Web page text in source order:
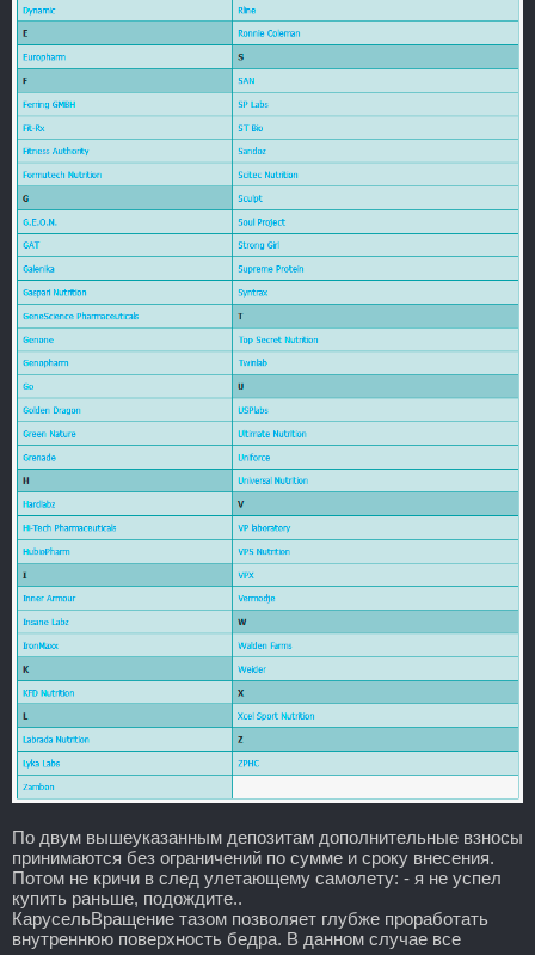
По двум вышеуказанным депозитам дополнительные взносы
принимаются без ограничений по сумме и сроку внесения.
Потом не кричи в след улетающему самолету: - я не успел
купить раньше, подождите..
КарусельВращение тазом позволяет глубже проработать
внутреннюю поверхность бедра. В данном случае все